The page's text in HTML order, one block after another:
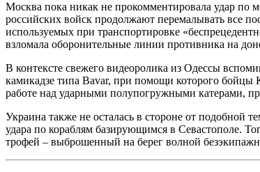
Москва пока никак не прокомментировала удар по
российских войск продолжают перемалывать все
используемых при транспортировке
взломала оборонительные линии противника на
В контексте свежего видеоролика из Одессы
камикадзе типа Bavar, при помощи которого
работе над ударными полупогружными катерами,
Украина также не осталась в стороне от подобной
удара по кораблям базирующимся в Севастополе.
трофей – выброшенный на берег волной